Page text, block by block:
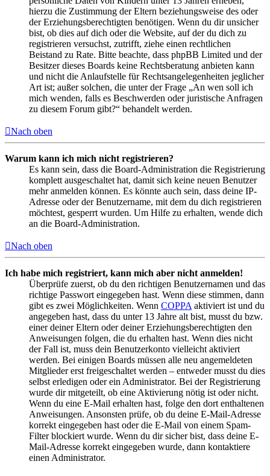
hierzu die Zustimmung der Eltern beziehungsweise des oder
der Erziehungsberechtigten benötigen. Wenn du dir unsicher
bist, ob dies auf dich oder die Website, auf der du dich zu
registrieren versuchst, zutrifft, ziehe einen rechtlichen
Beistand zu Rate. Bitte beachte, dass phpBB Limited und der
Besitzer dieses Boards keine Rechtsberatung anbieten kann
und nicht die Anlaufstelle für Rechtsangelegenheiten jeglicher
Art ist; außer solchen, die unter der Frage „An wen soll ich
mich wenden, falls es Beschwerden oder juristische Anfragen
zu diesem Forum gibt?“ behandelt werden.
Nach oben
Warum kann ich mich nicht registrieren?
Es kann sein, dass die Board-Administration die Registrierung
komplett ausgeschaltet hat, damit sich keine neuen Benutzer
mehr anmelden können. Es könnte auch sein, dass deine IP-
Adresse oder der Benutzername, mit dem du dich registrieren
möchtest, gesperrt wurden. Um Hilfe zu erhalten, wende dich
an die Board-Administration.
Nach oben
Ich habe mich registriert, kann mich aber nicht anmelden!
Überprüfe zuerst, ob du den richtigen Benutzernamen und das
richtige Passwort eingegeben hast. Wenn diese stimmen, dann
gibt es zwei Möglichkeiten. Wenn COPPA aktiviert ist und du
angegeben hast, dass du unter 13 Jahre alt bist, musst du bzw.
einer deiner Eltern oder deiner Erziehungsberechtigten den
Anweisungen folgen, die du erhalten hast. Wenn dies nicht
der Fall ist, muss dein Benutzerkonto vielleicht aktiviert
werden. Bei einigen Boards müssen alle neu angemeldeten
Mitglieder erst freigeschaltet werden – entweder musst du dies
selbst erledigen oder ein Administrator. Bei der Registrierung
wurde dir mitgeteilt, ob eine Aktivierung nötig ist oder nicht.
Wenn du eine E-Mail erhalten hast, folge den dort enthaltenen
Anweisungen. Ansonsten prüfe, ob du deine E-Mail-Adresse
korrekt eingegeben hast oder die E-Mail von einem Spam-
Filter blockiert wurde. Wenn du dir sicher bist, dass deine E-
Mail-Adresse korrekt eingegeben wurde, dann kontaktiere
einen Administrator.